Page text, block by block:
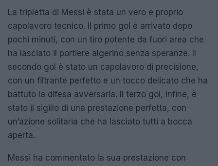
La tripletta di Messi è stata un vero e proprio
capolavoro tecnico. Il primo gol è arrivato dopo
pochi minuti, con un tiro potente da fuori area che
ha lasciato il portiere algerino senza speranze. Il
secondo gol è stato un capolavoro di precisione,
con un filtrante perfetto e un tocco delicato che ha
battuto la difesa avversaria. Il terzo gol, infine, è
stato il sigillo di una prestazione perfetta, con
un’azione solitaria che ha lasciato tutti a bocca
aperta.
Messi ha commentato la sua prestazione con